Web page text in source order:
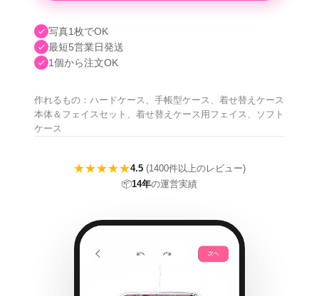
写真1枚でOK
最短5営業日発送
1個から注文OK
作れるもの：ハードケース、手帳型ケース、着せ替えケース
本体＆フェイスセット、着せ替えケース用フェイス、ソフト
ケース
★★★★★4.5 (1400件以上のレビュー)
📦14年の運営実績